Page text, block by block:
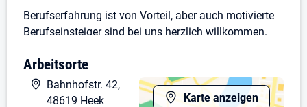
Berufserfahrung ist von Vorteil, aber auch motivierte
Berufseinsteiger sind bei uns herzlich willkommen.
Wenn du Lust auf eine abwechslungsreiche Tätigkeit
in einem modernen und freundlichen Arbeitsumfeld
hast, freuen wir uns auf deine Bewerbung per E-Mail
Arbeitsorte
Karte anzeigen
Bahnhofstr. 42,
48619 Heek